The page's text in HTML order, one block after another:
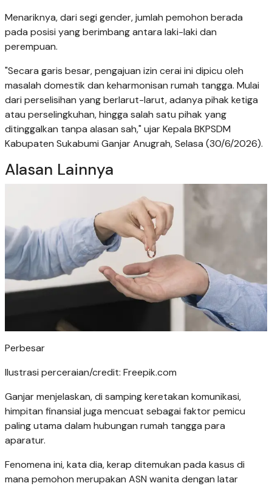
Menariknya, dari segi gender, jumlah pemohon berada
pada posisi yang berimbang antara laki-laki dan
perempuan.
"Secara garis besar, pengajuan izin cerai ini dipicu oleh
masalah domestik dan keharmonisan rumah tangga. Mulai
dari perselisihan yang berlarut-larut, adanya pihak ketiga
atau perselingkuhan, hingga salah satu pihak yang
ditinggalkan tanpa alasan sah," ujar Kepala BKPSDM
Kabupaten Sukabumi Ganjar Anugrah, Selasa (30/6/2026).
Alasan Lainnya
Perbesar
Ilustrasi perceraian/credit: Freepik.com
Ganjar menjelaskan, di samping keretakan komunikasi,
himpitan finansial juga mencuat sebagai faktor pemicu
paling utama dalam hubungan rumah tangga para
aparatur.
Fenomena ini, kata dia, kerap ditemukan pada kasus di
mana pemohon merupakan ASN wanita dengan latar